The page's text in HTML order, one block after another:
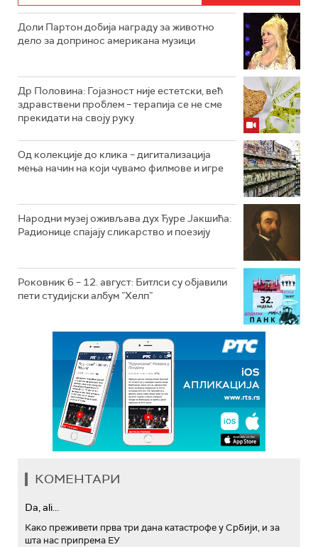
Доли Партон добија награду за животно
дело за допринос американа музици
Др Половина: Гојазност није естетски, већ
здравствени проблем – терапија се не сме
прекидати на своју руку
Од колекције до клика – дигитализација
мења начин на који чувамо филмове и игре
Народни музеј оживљава дух Ђуре Јакшића:
Радионице спајају сликарство и поезију
Роковник 6 – 12. август: Битлси су објавили
пети студијски албум ”Хелп”
КОМЕНТАРИ
Da, ali...
Како преживети прва три дана катастрофе у Србији, и за
шта нас припрема ЕУ